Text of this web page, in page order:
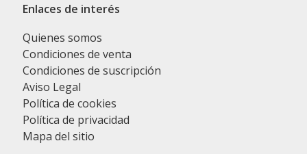
Enlaces de interés
Quienes somos
Condiciones de venta
Condiciones de suscripción
Aviso Legal
Política de cookies
Política de privacidad
Mapa del sitio